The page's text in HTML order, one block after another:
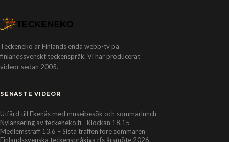
Teckeneko är Finlands enda webb-tv på
finlandssvenskt teckenspråk. Vi har producerat
videor sedan 2005.
SENASTE VIDEOR
Utfärd till Ekenäs med museibesök och sommarlunch
Nylansering av teckeneko.fi - Klockan 18.15
Medlemsträff 13.6 – Sista träffen före sommaren
Finlandssvenska teckenspråkiga rfs årsmöte 2026